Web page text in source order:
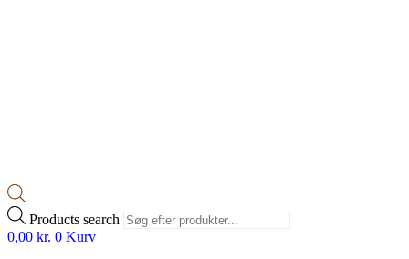
Products search
0,00 kr. 0 Kurv